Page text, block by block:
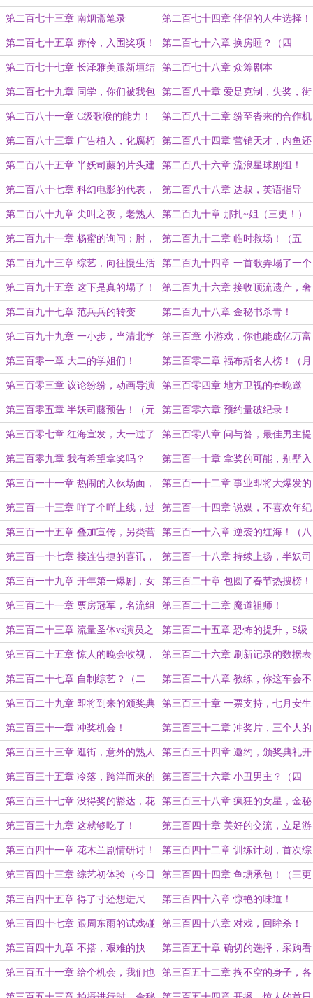
悲伤逆流
第二百七十三章 南烟斋笔录 第二百七十四章 伴侣的人生选择！
（二更求订阅！）
第二百七十五章 赤伶，入围奖项！
（三更求订阅！）
第二百七十六章 换房睡？（四
更！）
第二百七十七章 长泽雅美跟新垣结
衣（五更完毕，求订阅月票！）
第二百七十八章 众筹剧本
第二百七十九章 同学，你们被我包
围了！
第二百八十章 爱是克制，失奖，街
头卖唱（二合一）
第二百八十一章 C级歌喉的能力！ 第二百八十二章 纷至沓来的合作机
会，上歌手节目？（四更）
第二百八十三章 广告植入，化腐朽
为神奇！（五更求订阅！）
第二百八十四章 营销天才，内鱼还
有救！
第二百八十五章 半妖司藤的片头建
议
第二百八十六章 流浪星球剧组！
（求订阅！）
第二百八十七章 科幻电影的代表，
客串
第二百八十八章 达叔，英语指导
（今日五更之一）
第二百八十九章 尖叫之夜，老熟人
（二更求订阅！）
第二百九十章 那扎~姐（三更！）
第二百九十一章 杨蜜的询问；肘，
跟我出去！（四更）
第二百九十二章 临时救场！（五
更！）
第二百九十三章 综艺，向往慢生活 第二百九十四章 一首歌弄塌了一个
顶流！
第二百九十五章 这下是真的塌了！ 第二百九十六章 接收顶流遗产，奢
侈品代言！
第二百九十七章 范兵兵的转变 第二百九十八章 金秘书杀青！
第二百九十九章 一小步，当清北学
子的老板！
第三百章 小游戏，你也能成亿万富
翁！
第三百零一章 大二的学姐们！ 第三百零二章 福布斯名人榜！（月
底了求点月票！）
第三百零三章 议论纷纷，动画导演 第三百零四章 地方卫视的春晚邀
请！
第三百零五章 半妖司藤预告！（元
旦快乐！）
第三百零六章 预约量破纪录！
第三百零七章 红海宣发，大一过了
一半！
第三百零八章 问与答，最佳男主提
名！
第三百零九章 我有希望拿奖吗？
（今日十更打底，一更求订阅！）
第三百一十章 拿奖的可能，别墅入
伙！（二更）
第三百一十一章 热闹的入伙场面，
小游戏即将上线！（三更）
第三百一十二章 事业即将大爆发的
一年（四更）
第三百一十三章 咩了个咩上线，过
不去的第二关（五更！）
第三百一十四章 说媒，不喜欢年纪
大的？（六更求订阅月票！）
第三百一十五章 叠加宣传，另类营
销！（七更！）
第三百一十六章 逆袭的红海！（八
更！吃瓜去了）
第三百一十七章 接连告捷的喜讯，
即将开播的半妖司藤（九更求订阅月
票！）
第三百一十八章 持续上扬，半妖司
藤开播（十更求订阅！）
第三百一十九章 开年第一爆剧，女
王重回王座！（十一更！）
第三百二十章 包圆了春节热搜榜！
第三百二十一章 票房冠军，名流组
合！
第三百二十二章 魔道祖师！
第三百二十三章 流量圣体vs演员之
路！（求订阅月票！）
第三百二十五章 恐怖的提升，S级
之上？
第三百二十五章 惊人的晚会收视，
半妖完结！
第三百二十六章 刷新记录的数据表
现，我怕咱俩传绯闻！（一更，今日
五更）
第三百二十七章 自制综艺？（二
更）
第三百二十八章 教练，你这车会不
会爆缸？（三更求订阅！）
第三百二十九章 即将到来的颁奖典
礼，那个男人来了（四更求订阅月
票！）
第三百三十章 一票支持，七月安生
导演！（五更求订阅！）
第三百三十一章 冲奖机会！ 第三百三十二章 冲奖片，三个人的
搭戏！
第三百三十三章 逛街，意外的熟人
（今日五更）
第三百三十四章 邀约，颁奖典礼开
始！（二更求订阅！）
第三百三十五章 冷落，跨洋而来的
电话（三更）
第三百三十六章 小丑男主？（四
更）
第三百三十七章 没得奖的豁达，花
木兰真人版！（五更！）
第三百三十八章 疯狂的女星，金秘
书的动向！
第三百三十九章 这就够吃了！ 第三百四十章 美好的交流，立足游
戏界！
第三百四十一章 花木兰剧情研讨！ 第三百四十二章 训练计划，首次综
艺出演！
第三百四十三章 综艺初体验（今日
三更）
第三百四十四章 鱼塘承包！（三更
求订阅！）
第三百四十五章 得了寸还想进尺
啊！
第三百四十六章 惊艳的味道！
第三百四十七章 跟周东雨的试戏碰
撞！
第三百四十八章 对戏，回眸杀！
第三百四十九章 不搭，艰难的抉
择！
第三百五十章 确切的选择，采购看
片
第三百五十一章 给个机会，我们也 第三百五十二章 掏不空的身子，各